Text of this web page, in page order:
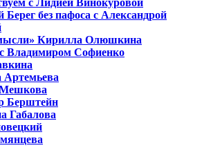
с Лидией Винокуровой
без пафоса с Александрой
Кирилла Олюшкина
с Владимиром Софиенко
Артемьева
Берштейн
Габалова